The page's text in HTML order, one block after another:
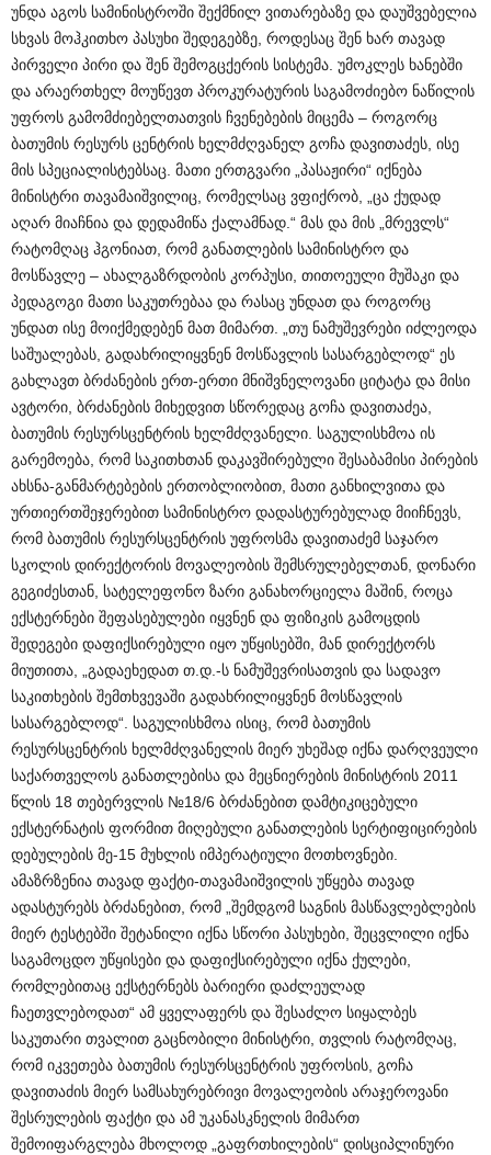
უნდა აგოს სამინისტროში შექმნილ ვითარებაზე და დაუშვებელია
სხვას მოჰკითხო პასუხი შედეგებზე, როდესაც შენ ხარ თავად
პირველი პირი და შენ შემოგცქერის სისტემა. უმოკლეს ხანებში
და არაერთხელ მოუწევთ პროკურატურის საგამოძიებო ნაწილის
უფროს გამომძიებელთათვის ჩვენებების მიცემა – როგორც
ბათუმის რესურს ცენტრის ხელმძღვანელ გოჩა დავითაძეს, ისე
მის სპეციალისტებსაც. მათი ერთგვარი „პასაჟირი“ იქნება
მინისტრი თავამაიშვილიც, რომელსაც ვფიქრობ, „ცა ქუდად
აღარ მიაჩნია და დედამიწა ქალამნად.“ მას და მის „მრევლს“
რატომღაც ჰგონიათ, რომ განათლების სამინისტრო და
მოსწავლე – ახალგაზრდობის კორპუსი, თითოეული მუშაკი და
პედაგოგი მათი საკუთრებაა და რასაც უნდათ და როგორც
უნდათ ისე მოიქმედებენ მათ მიმართ. „თუ ნამუშევრები იძლეოდა
საშუალებას, გადახრილიყვნენ მოსწავლის სასარგებლოდ“ ეს
გახლავთ ბრძანების ერთ-ერთი მნიშვნელოვანი ციტატა და მისი
ავტორი, ბრძანების მიხედვით სწორედაც გოჩა დავითაძეა,
ბათუმის რესურსცენტრის ხელმძღვანელი. საგულისხმოა ის
გარემოება, რომ საკითხთან დაკავშირებული შესაბამისი პირების
ახსნა-განმარტებების ერთობლიობით, მათი განხილვითა და
ურთიერთშეჯერებით სამინისტრო დადასტურებულად მიიჩნევს,
რომ ბათუმის რესურსცენტრის უფროსმა დავითაძემ საჯარო
სკოლის დირექტორის მოვალეობის შემსრულებელთან, დონარი
გეგიძესთან, სატელეფონო ზარი განახორციელა მაშინ, როცა
ექსტერნები შეფასებულები იყვნენ და ფიზიკის გამოცდის
შედეგები დაფიქსირებული იყო უწყისებში, მან დირექტორს
მიუთითა, „გადაეხედათ თ.დ.-ს ნამუშევრისათვის და სადავო
საკითხების შემთხვევაში გადახრილიყვნენ მოსწავლის
სასარგებლოდ“. საგულისხმოა ისიც, რომ ბათუმის
რესურსცენტრის ხელმძღვანელის მიერ უხეშად იქნა დარღვეული
საქართველოს განათლებისა და მეცნიერების მინისტრის 2011
წლის 18 თებერვლის №18/6 ბრძანებით დამტიკიცებული
ექსტერნატის ფორმით მიღებული განათლების სერტიფიცირების
დებულების მე-15 მუხლის იმპერატიული მოთხოვნები.
ამაზრზენია თავად ფაქტი-თავამაიშვილის უწყება თავად
ადასტურებს ბრძანებით, რომ „შემდგომ საგნის მასწავლებლების
მიერ ტესტებში შეტანილი იქნა სწორი პასუხები, შეცვლილი იქნა
საგამოცდო უწყისები და დაფიქსირებული იქნა ქულები,
რომლებითაც ექსტერნებს ბარიერი დაძლეულად
ჩაეთვლებოდათ“ ამ ყველაფერს და შესაძლო სიყალბეს
საკუთარი თვალით გაცნობილი მინისტრი, თვლის რატომღაც,
რომ იკვეთება ბათუმის რესურსცენტრის უფროსის, გოჩა
დავითაძის მიერ სამსახურებრივი მოვალეობის არაჯეროვანი
შესრულების ფაქტი და ამ უკანასკნელის მიმართ
შემოიფარგლება მხოლოდ „გაფრთხილების“ დისციპლინური